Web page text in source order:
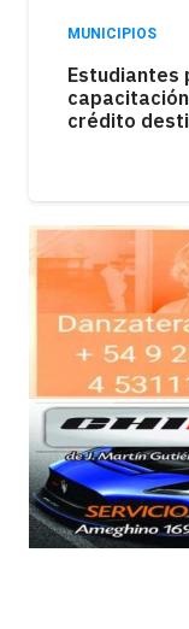
MUNICIPIOS
Los kioscos
las ventas